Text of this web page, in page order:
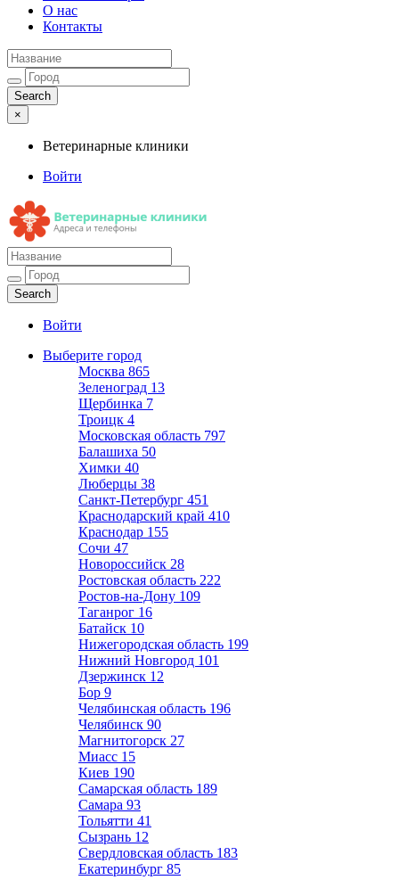
О нас
Контакты
×
Ветеринарные клиники
Войти
Ветеринарные клиники
Адреса и телефоны
Войти
Выберите город
Москва 865
Зеленоград 13
Щербинка 7
Троицк 4
Московская область 797
Балашиха 50
Химки 40
Люберцы 38
Санкт-Петербург 451
Краснодарский край 410
Краснодар 155
Сочи 47
Новороссийск 28
Ростовская область 222
Ростов-на-Дону 109
Таганрог 16
Батайск 10
Нижегородская область 199
Нижний Новгород 101
Дзержинск 12
Бор 9
Челябинская область 196
Челябинск 90
Магнитогорск 27
Миасс 15
Киев 190
Самарская область 189
Самара 93
Тольятти 41
Сызрань 12
Свердловская область 183
Екатеринбург 85